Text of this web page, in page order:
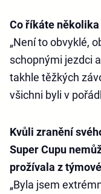
Co říkáte
„Není to obvyklé,
schopnými jezdci
takhle těžkých
všichni byli v
Kvůli zranění
Super Cupu
prožívala z
„Byla jsem